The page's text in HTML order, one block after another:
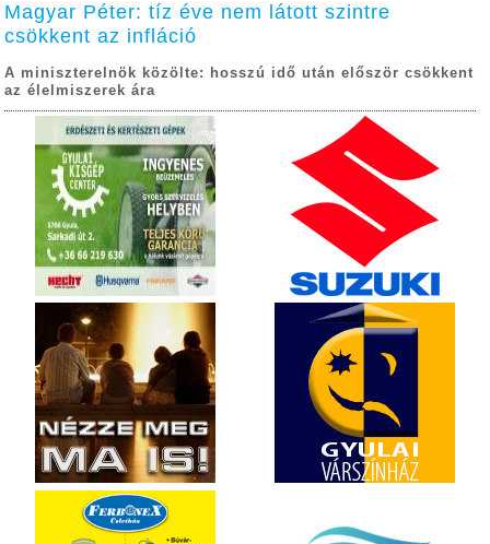
Magyar Péter: tíz éve nem látott szintre
csökkent az infláció
A miniszterelnök közölte: hosszú idő után először csökkent
az élelmiszerek ára